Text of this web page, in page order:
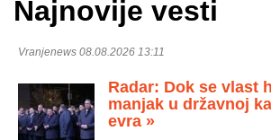
Najnovije vesti
Vranjenews 08.08.2026 13:11
Radar: Dok se vlast
manjak u državnoj
evra »